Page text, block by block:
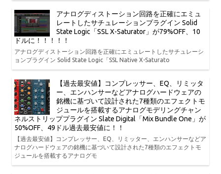
アナログディストーション回路を正確にエミュ
レートしたサチュレーションプラグイン Solid
State Logic「SSL X-Saturator」が79%OFF、10
ドルに！！！！！
アナログディストーション回路を正確にエミュレートしたサチュレーシ
ョンプラグイン Solid State Logic「SSL Native X-Saturato
【過去最安値】コンプレッサー、EQ、リミッタ
ー、エンハンサーなどアナログハードウェアの
銘機に基づいて設計された7種類のエフェクトモ
ジュールを搭載するアナログモデリングチャン
ネルストリッププラグイン Slate Digital「Mix Bundle One」が
50%OFF、49ドル過去最安値に！！
【過去最安値】コンプレッサー、EQ、リミッター、エンハンサーなどア
ナログハードウェアの銘機に基づいて設計された7種類のエフェクトモ
ジュールを搭載するアナログモ